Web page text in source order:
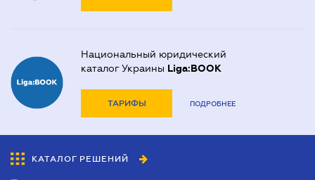
Национальный юридический
каталог Украины Liga:BOOK
ТАРИФЫ ПОДРОБНЕЕ
КАТАЛОГ РЕШЕНИЙ